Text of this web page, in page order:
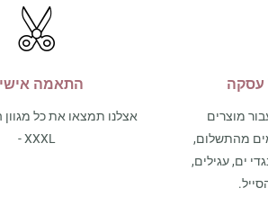
עסקה
מוצרים
במשלוח עד 7 ימים מהתשלום,
ים, עגילים,
התאמה
- XXXL